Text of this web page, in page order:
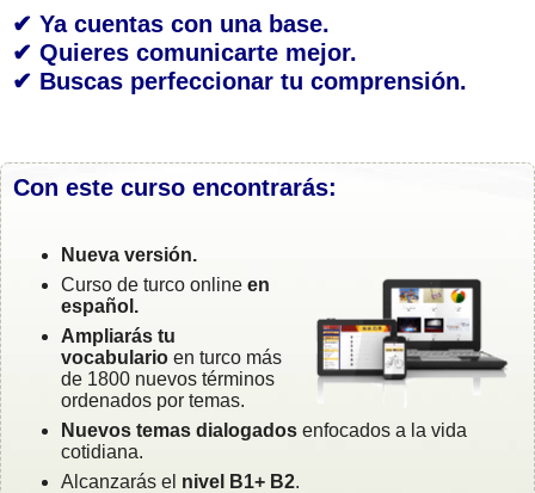
✔ Ya cuentas con una base.
✔ Quieres comunicarte mejor.
✔ Buscas perfeccionar tu comprensión.
Con este curso encontrarás:
Nueva versión.
Curso de turco online en
español.
Ampliarás tu
vocabulario en turco más
de 1800 nuevos términos
ordenados por temas.
Nuevos temas dialogados enfocados a la vida
cotidiana.
Alcanzarás el nivel B1+ B2.